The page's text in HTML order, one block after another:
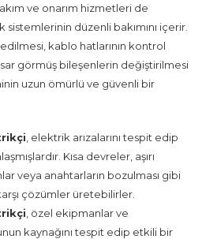
ve onarım hizmetleri de
düzenli bakımını içerir.
kablo hatlarının kontrol
görmüş bileşenlerin değiştirilmesi
uzun ömürlü ve güvenli bir
, elektrik arızalarını tespit edip
Kısa devreler, aşırı
veya anahtarların bozulması gibi
çözümler üretebilirler.
, özel ekipmanlar ve
kaynağını tespit edip etkili bir